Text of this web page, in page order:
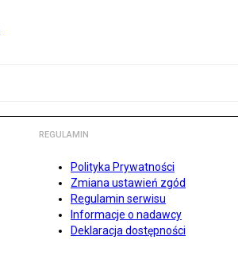
REGULAMIN
Polityka Prywatności
Zmiana ustawień zgód
Regulamin serwisu
Informacje o nadawcy
Deklaracja dostępności